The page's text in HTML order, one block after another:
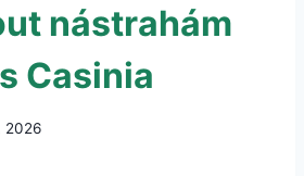
nástrahám
Casinia
2026